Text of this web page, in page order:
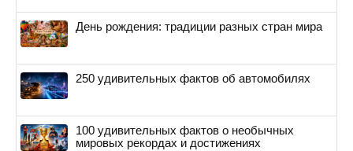
День рождения: традиции разных стран мира
250 удивительных фактов об автомобилях
100 удивительных фактов о необычных
мировых рекордах и достижениях